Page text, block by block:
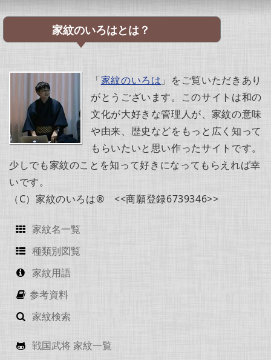
家紋のいろはとは？
「家紋のいろは」をご覧いただきあり
がとうございます。このサイトは和の
文化が大好きな管理人が、家紋の意味
や由来、歴史などをもっと広く知って
もらいたいと思い作ったサイトです。
少しでも家紋のことを知って好きになってもらえれば幸
いです。
（C）家紋のいろは® <<商願登録6739346>>
家紋名一覧
種類別図覧
家紋用語
参考資料
家紋検索
戦国武将 家紋一覧